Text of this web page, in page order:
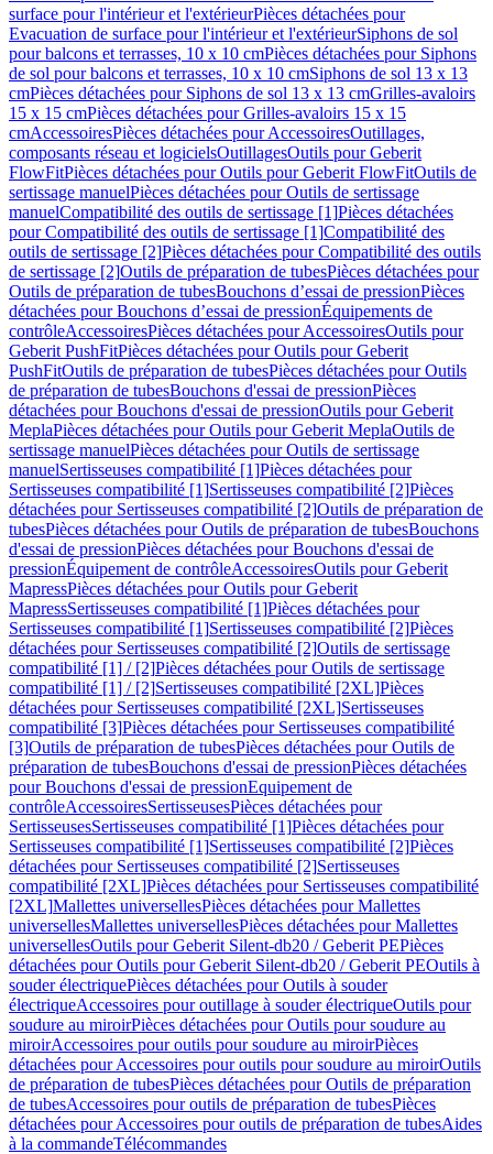
surface pour l'intérieur et l'extérieurPièces détachées pour
Evacuation de surface pour l'intérieur et l'extérieurSiphons de sol
pour balcons et terrasses, 10 x 10 cmPièces détachées pour Siphons
de sol pour balcons et terrasses, 10 x 10 cmSiphons de sol 13 x 13
cmPièces détachées pour Siphons de sol 13 x 13 cmGrilles-avaloirs
15 x 15 cmPièces détachées pour Grilles-avaloirs 15 x 15
cmAccessoiresPièces détachées pour AccessoiresOutillages,
composants réseau et logicielsOutillagesOutils pour Geberit
FlowFitPièces détachées pour Outils pour Geberit FlowFitOutils de
sertissage manuelPièces détachées pour Outils de sertissage
manuelCompatibilité des outils de sertissage [1]Pièces détachées
pour Compatibilité des outils de sertissage [1]Compatibilité des
outils de sertissage [2]Pièces détachées pour Compatibilité des outils
de sertissage [2]Outils de préparation de tubesPièces détachées pour
Outils de préparation de tubesBouchons d’essai de pressionPièces
détachées pour Bouchons d’essai de pressionÉquipements de
contrôleAccessoiresPièces détachées pour AccessoiresOutils pour
Geberit PushFitPièces détachées pour Outils pour Geberit
PushFitOutils de préparation de tubesPièces détachées pour Outils
de préparation de tubesBouchons d'essai de pressionPièces
détachées pour Bouchons d'essai de pressionOutils pour Geberit
MeplaPièces détachées pour Outils pour Geberit MeplaOutils de
sertissage manuelPièces détachées pour Outils de sertissage
manuelSertisseuses compatibilité [1]Pièces détachées pour
Sertisseuses compatibilité [1]Sertisseuses compatibilité [2]Pièces
détachées pour Sertisseuses compatibilité [2]Outils de préparation de
tubesPièces détachées pour Outils de préparation de tubesBouchons
d'essai de pressionPièces détachées pour Bouchons d'essai de
pressionÉquipement de contrôleAccessoiresOutils pour Geberit
MapressPièces détachées pour Outils pour Geberit
MapressSertisseuses compatibilité [1]Pièces détachées pour
Sertisseuses compatibilité [1]Sertisseuses compatibilité [2]Pièces
détachées pour Sertisseuses compatibilité [2]Outils de sertissage
compatibilité [1] / [2]Pièces détachées pour Outils de sertissage
compatibilité [1] / [2]Sertisseuses compatibilité [2XL]Pièces
détachées pour Sertisseuses compatibilité [2XL]Sertisseuses
compatibilité [3]Pièces détachées pour Sertisseuses compatibilité
[3]Outils de préparation de tubesPièces détachées pour Outils de
préparation de tubesBouchons d'essai de pressionPièces détachées
pour Bouchons d'essai de pressionEquipement de
contrôleAccessoiresSertisseusesPièces détachées pour
SertisseusesSertisseuses compatibilité [1]Pièces détachées pour
Sertisseuses compatibilité [1]Sertisseuses compatibilité [2]Pièces
détachées pour Sertisseuses compatibilité [2]Sertisseuses
compatibilité [2XL]Pièces détachées pour Sertisseuses compatibilité
[2XL]Mallettes universellesPièces détachées pour Mallettes
universellesMallettes universellesPièces détachées pour Mallettes
universellesOutils pour Geberit Silent-db20 / Geberit PEPièces
détachées pour Outils pour Geberit Silent-db20 / Geberit PEOutils à
souder électriquePièces détachées pour Outils à souder
électriqueAccessoires pour outillage à souder électriqueOutils pour
soudure au miroirPièces détachées pour Outils pour soudure au
miroirAccessoires pour outils pour soudure au miroirPièces
détachées pour Accessoires pour outils pour soudure au miroirOutils
de préparation de tubesPièces détachées pour Outils de préparation
de tubesAccessoires pour outils de préparation de tubesPièces
détachées pour Accessoires pour outils de préparation de tubesAides
à la commandeTélécommandes